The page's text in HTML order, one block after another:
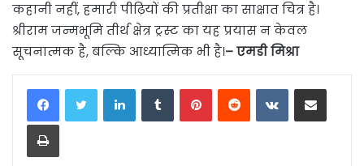
कहानी नहीं, हमारी पीढ़ियों की प्रतीक्षा का साक्षात चित्र है।
श्रीराम जन्मभूमि तीर्थ क्षेत्र ट्रस्ट का यह प्रयास न केवल
सूचनात्मक है, बल्कि आध्यात्मिक भी है।– एमडी मिश्रा
LinkedInTumblrPinterestReddit VKontakteShare via Email
Print